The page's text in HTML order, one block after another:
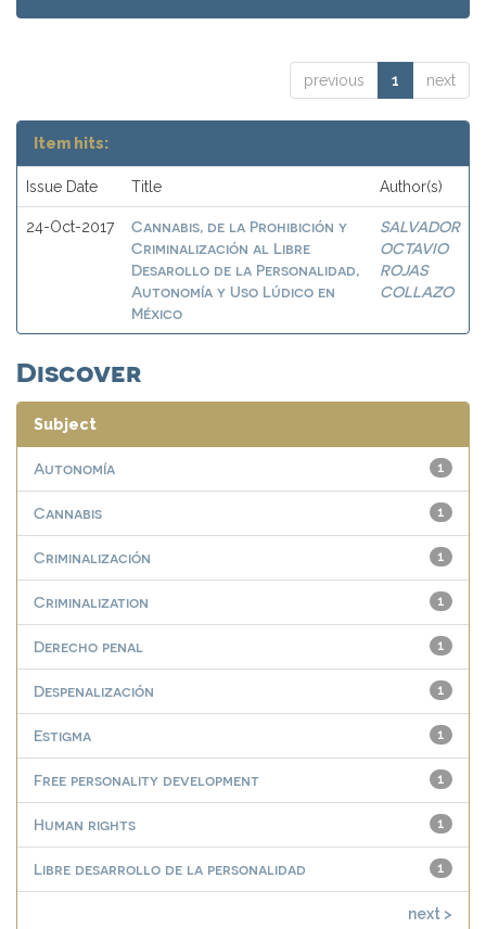
previous 1 next
Item hits:
Issue Date Title Author(s)
24-Oct-2017
Cannabis, de la Prohibición y
Criminalización al Libre
Desarollo de la Personalidad,
Autonomía y Uso Lúdico en
México
SALVADOR
OCTAVIO
ROJAS
COLLAZO
Discover
Subject
1
Autonomía
1
Cannabis
1
Criminalización
1
Criminalization
1
Derecho penal
1
Despenalización
1
Estigma
1
Free personality development
1
Human rights
1
Libre desarrollo de la personalidad
next >